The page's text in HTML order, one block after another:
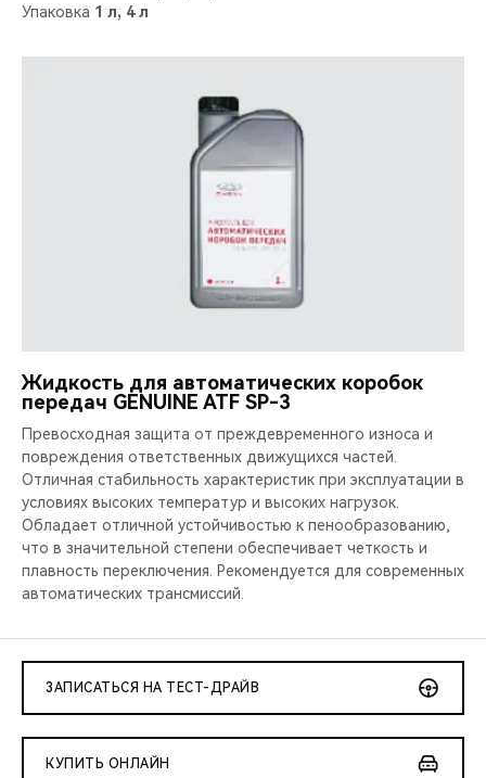
Упаковка 1 л, 4 л
Жидкость для автоматических коробок
передач GENUINE ATF SP-3
Превосходная защита от преждевременного износа и
повреждения ответственных движущихся частей.
Отличная стабильность характеристик при эксплуатации в
условиях высоких температур и высоких нагрузок.
Обладает отличной устойчивостью к пенообразованию,
что в значительной степени обеспечивает четкость и
плавность переключения. Рекомендуется для современных
автоматических трансмиссий.
ЗАПИСАТЬСЯ НА ТЕСТ-ДРАЙВ
КУПИТЬ ОНЛАЙН